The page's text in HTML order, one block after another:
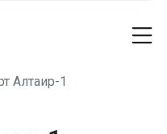
Алтаир-1